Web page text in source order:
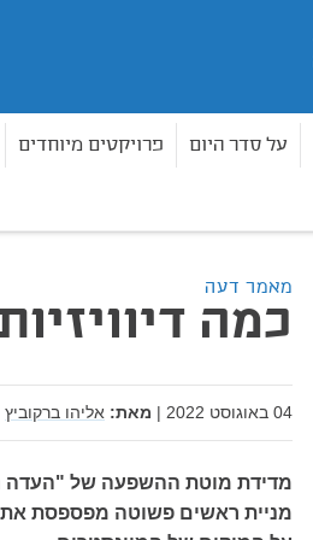
על סדר היום פרויקטים מיוחדים
מאמר דעה
כמה
04 באוגוסט 2022 | מאת: אליהו ברקוביץ
מדידת מוטת ההשפעה של "העדה
מניית ראשים פשוטה מפספסת